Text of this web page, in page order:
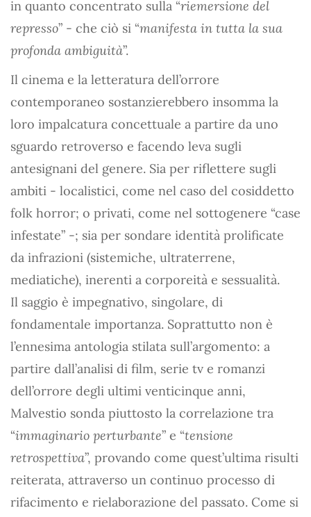
in quanto concentrato sulla “riemersione del
represso” - che ciò si “manifesta in tutta la sua
profonda ambiguità”.
Il cinema e la letteratura dell’orrore
contemporaneo sostanzierebbero insomma la
loro impalcatura concettuale a partire da uno
sguardo retroverso e facendo leva sugli
antesignani del genere. Sia per riflettere sugli
ambiti - localistici, come nel caso del cosiddetto
folk horror; o privati, come nel sottogenere “case
infestate” -; sia per sondare identità prolificate
da infrazioni (sistemiche, ultraterrene,
mediatiche), inerenti a corporeità e sessualità.
Il saggio è impegnativo, singolare, di
fondamentale importanza. Soprattutto non è
l’ennesima antologia stilata sull’argomento: a
partire dall’analisi di film, serie tv e romanzi
dell’orrore degli ultimi venticinque anni,
Malvestio sonda piuttosto la correlazione tra
“immaginario perturbante” e “tensione
retrospettiva”, provando come quest’ultima risulti
reiterata, attraverso un continuo processo di
rifacimento e rielaborazione del passato. Come si